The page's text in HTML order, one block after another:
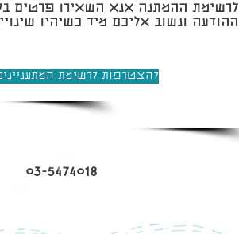
לרשימת ההמתנה אנא השאירו פרטים
ההודעה ונשוב אליכם מיד כשיהיו
להצטרפות לרשימת
03-5474018